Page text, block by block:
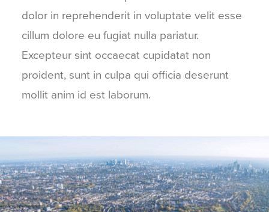
dolor in reprehenderit in voluptate velit esse
cillum dolore eu fugiat nulla pariatur.
Excepteur sint occaecat cupidatat non
proident, sunt in culpa qui officia deserunt
mollit anim id est laborum.